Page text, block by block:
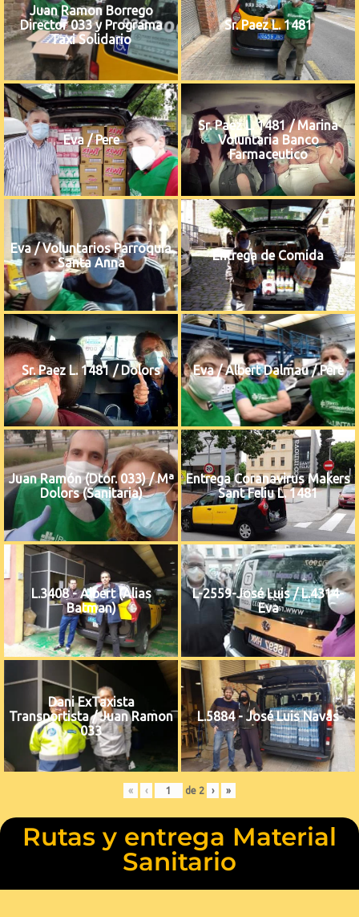
Juan Ramon Borrego
Director 033 y Programa
Taxi Solidario
Sr. Paez L. 1481
Eva / Pere
Sr. Paez L. 1481 / Marina
Voluntaria Banco
Farmaceutico
Eva / Voluntarios Parroquia
Santa Anna
Entrega de Comida
Sr. Paez L. 1481 / Dolors Eva / Albert Dalmau / Pere
Juan Ramón (Dtor. 033) / Mª
Dolors (Sanitaria)
Entrega Coranavirus Makers
Sant Feliu L. 1481
L.3408 - Albert (Alias
Batman)
L-2559-José Luis / L.4314-
Eva
Dani ExTaxista
Transportista / Juan Ramon
033
L.5884 - José Luis Navas
« ‹ de 2 › »
Rutas y entrega Material
Sanitario